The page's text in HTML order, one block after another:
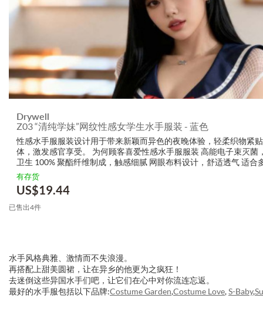
Drywell
Z03 “清纯学妹”网纹性感女学生水手服装 - 蓝色
性感水手服服装设计用于带来新颖而异色的夜晚体验，轻柔织物紧
体，激发感官享受。 为何顾客喜爱性感水手服服装 高能电子束灭菌
卫生 100% 聚酯纤维制成，触感细腻 网眼布料设计，舒适透气 适合
型，弹性佳 即穿即用，免洗设计 特点 工艺: ...
有存货
US$19.44
已售出4件
水手风格典雅、激情而不失浪漫。
再搭配上甜美圆裙，让在异乡的他更为之疯狂！
去迷倒这些异国水手们吧，让它们在心中对你流连忘返。
最好的水手服包括以下品牌:Costume Garden,Costume Love,S-Baby,